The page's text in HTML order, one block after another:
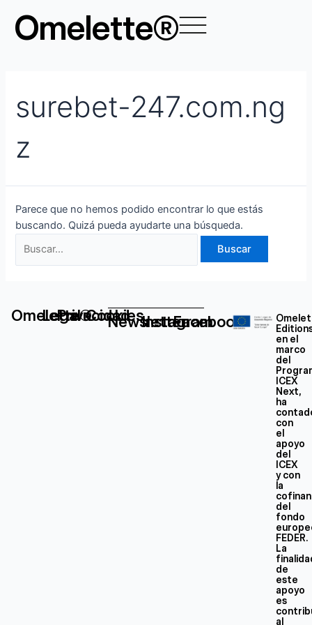
contenido
Omelette®
surebet-247.com.ng
z
Parece que no hemos podido encontrar lo que estás
buscando. Quizá pueda ayudarte una búsqueda.
por:
Omelette®
Legal
Privacidad
Cookies
Newsletter
Instagram
Facebook
en el
marco
del
ICEX
Next,
ha
con
el
apoyo
del
ICEX
y con
la
del
fondo
FEDER.
La
de
este
apoyo
es
al